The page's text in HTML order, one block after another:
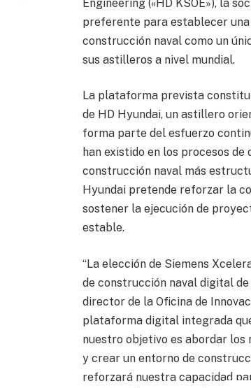
Engineering («HD KSOE»), la
preferente para establecer
construcción naval como un
sus astilleros a nivel mundial.
La plataforma prevista
de HD Hyundai, un astillero
forma parte del esfuerzo
han existido en los procesos
construcción naval más
Hyundai pretende reforzar la
sostener la ejecución de
estable.
“La elección de Siemens
de construcción naval digital de
director de la Oficina de
plataforma digital integrada
nuestro objetivo es abordar los
y crear un entorno de
reforzará nuestra capacidad